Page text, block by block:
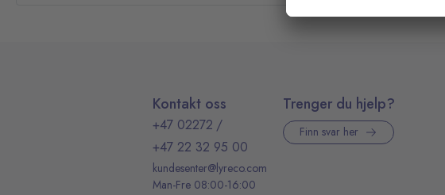
Kontakt oss
+47 02272 /
+47 22 32 95 00
kundesenter@lyreco.com
Man-Fre 08:00-16:00
Trenger du hjelp?
Finn svar her